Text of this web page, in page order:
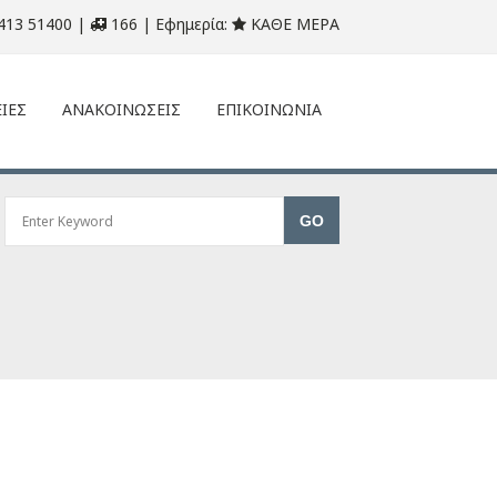
51400 | 166 | Εφημερία: ΚΑΘΕ ΜΕΡΑ
ΑΝΑΚΟΙΝΩΣΕΙΣ ΕΠΙΚΟΙΝΩΝΙΑ